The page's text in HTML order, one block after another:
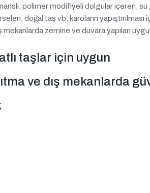
polimer modifiyeli dolgular içeren,
doğal taş vb. karoların yapıştırılması
mekanlarda zemine ve duvara yapılan
taşlar için uygun
ve dış mekanlarda